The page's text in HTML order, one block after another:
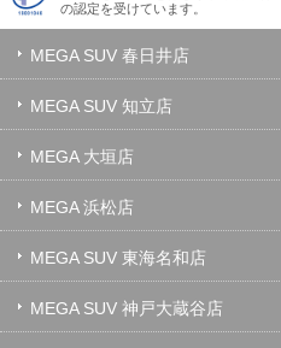
の認定を受けています。
MEGA SUV 春日井店
MEGA SUV 知立店
MEGA 大垣店
MEGA 浜松店
MEGA SUV 東海名和店
MEGA SUV 神戸大蔵谷店